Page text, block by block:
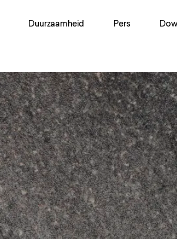
Duurzaamheid Pers